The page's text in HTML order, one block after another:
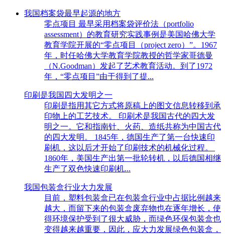
我国档案袋最早起源的地方
零点项目 最早采用档案袋评价法（portfolio
assessment）的教育研究实践事例是美国哈佛大学
教育学院开展的“零点项目（project zero）”。1967
年，时任哈佛大学教育学院教授的哲学家哥德曼
（N.Goodman）发起了艺术教育活动。到了1972
年，“零点项目”由于得到了提...
印刷是我国四大发明之一
印刷是指用其它方式将原稿上的图文信息转移到承
印物上的工艺技术。 印刷术是我国古代的四大发
明之一。它和指南针、火药、造纸共称为中国古代
的四大发明。 1845年，德国生产了第一台快速印
刷机，这以后才开始了印刷技术的机械化过程。
1860年，美国生产出第一批轮转机，以后德国相继
生产了双色快速印刷机...
我国包装盒行业大力发展
目前，塑料包装盒已在包装盒行业中占据比例越来
越大，而留下来的包装盒废弃物也在逐年增长，使
得环境保护受到了很大威胁，而绿色环保包装盒也
变得越来越重要，因此，应大力发展绿色包装盒，